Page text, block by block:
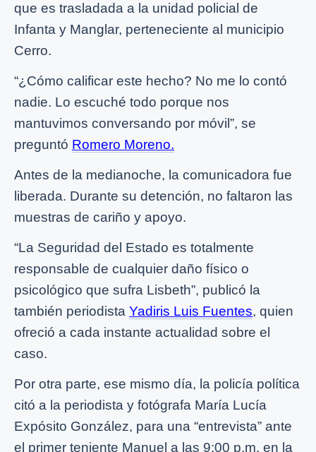
que es trasladada a la unidad policial de
Infanta y Manglar, perteneciente al municipio
Cerro.
“¿Cómo calificar este hecho? No me lo contó
nadie. Lo escuché todo porque nos
mantuvimos conversando por móvil”, se
preguntó Romero Moreno.
Antes de la medianoche, la comunicadora fue
liberada. Durante su detención, no faltaron las
muestras de cariño y apoyo.
“La Seguridad del Estado es totalmente
responsable de cualquier daño físico o
psicológico que sufra Lisbeth”, publicó la
también periodista Yadiris Luis Fuentes, quien
ofreció a cada instante actualidad sobre el
caso.
Por otra parte, ese mismo día, la policía política
citó a la periodista y fotógrafa María Lucía
Expósito González, para una “entrevista” ante
el primer teniente Manuel a las 9:00 p.m. en la